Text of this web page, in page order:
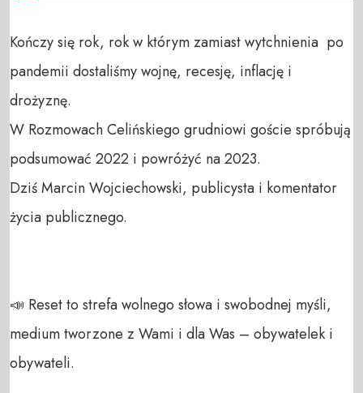
Kończy się rok, rok w którym zamiast wytchnienia  po
pandemii dostaliśmy wojnę, recesję, inflację i
drożyznę.
W Rozmowach Celińskiego grudniowi goście spróbują
podsumować 2022 i powróżyć na 2023.
Dziś Marcin Wojciechowski, publicysta i komentator
życia publicznego.
📣 Reset to strefa wolnego słowa i swobodnej myśli,
medium tworzone z Wami i dla Was – obywatelek i
obywateli.